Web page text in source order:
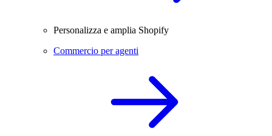
Personalizza e amplia Shopify
Commercio per agenti